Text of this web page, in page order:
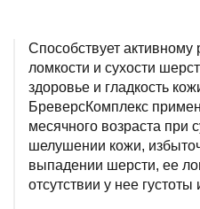
Способствует активному
ломкости и сухости
здоровье и гладкость
БреверсКомплекс
месячного возраста при
шелушении кожи,
выпадении шерсти, ее
отсутствии у нее густоты